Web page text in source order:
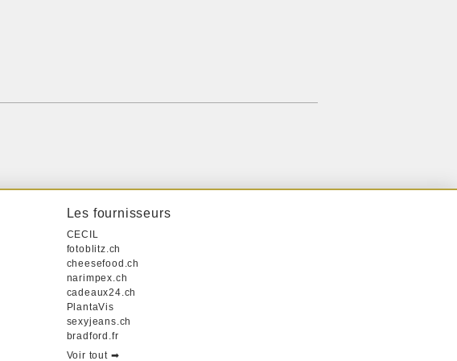
Les fournisseurs
CECIL
fotoblitz.ch
cheesefood.ch
narimpex.ch
cadeaux24.ch
PlantaVis
sexyjeans.ch
bradford.fr
Voir tout ➡︎